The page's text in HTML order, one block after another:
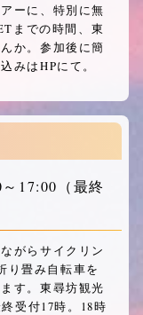
ーに、特別に無
までの時間、東
か。参加後に簡
みはHPにて。
17:00（最終
がらサイクリン
り畳み自転車を
す。東尋坊観光
受付17時。18時